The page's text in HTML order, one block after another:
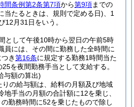
間条例第2条第7項から第9項までの
当たるときは、規則で定める日) 、1
12月31日をいう。
として午後10時から翌日の午前5時
員には、その間に勤務した全時間に
き第16条に規定する勤務1時間当た
を夜間勤務手当として支給する。
与額の算出)
りの給与額は、給料の月額及び地域
地手当の月額の合計額に12を乗じ、
勤務時間に52を乗じたもので除し